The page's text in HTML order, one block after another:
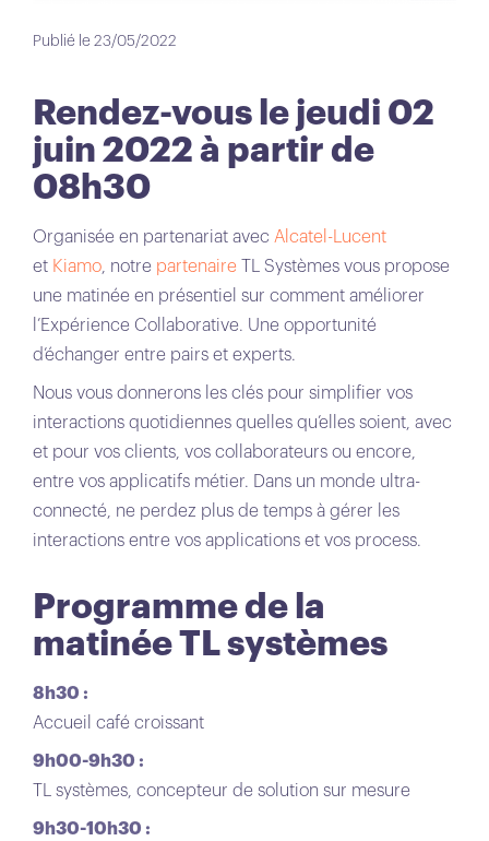
Publié le 23/05/2022
Rendez-vous le jeudi 02
juin 2022 à partir de
08h30
Organisée en partenariat avec Alcatel-Lucent
et Kiamo, notre partenaire TL Systèmes vous propose
une matinée en présentiel sur comment améliorer
l’Expérience Collaborative. Une opportunité
d’échanger entre pairs et experts.
Nous vous donnerons les clés pour simplifier vos
interactions quotidiennes quelles qu’elles soient, avec
et pour vos clients, vos collaborateurs ou encore,
entre vos applicatifs métier. Dans un monde ultra-
connecté, ne perdez plus de temps à gérer les
interactions entre vos applications et vos process.
Programme de la
matinée TL systèmes
8h30 :
Accueil café croissant
9h00-9h30 :
TL systèmes, concepteur de solution sur mesure
9h30-10h30 :